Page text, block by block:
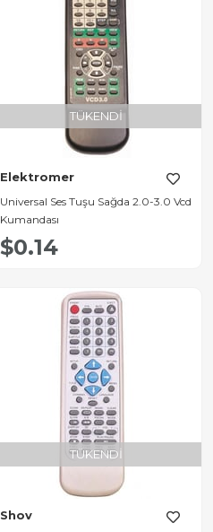
TÜKENDI
Elektromer
Universal Ses Tuşu Sağda 2.0-3.0 Vcd
Kumandası
$0.14
TÜKENDI
Shov